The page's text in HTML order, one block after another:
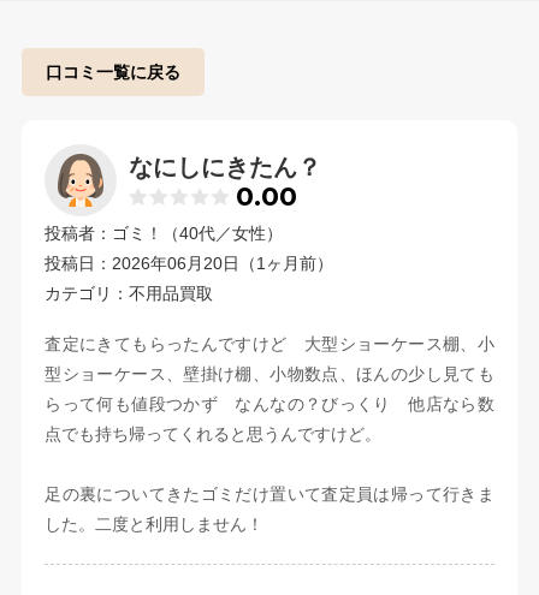
口コミ一覧に戻る
なにしにきたん？
0.00
投稿者：ゴミ！（40代／女性）
投稿日：2026年06月20日（1ヶ月前）
カテゴリ：不用品買取
査定にきてもらったんですけど 大型ショーケース棚、小
型ショーケース、壁掛け棚、小物数点、ほんの少し見ても
らって何も値段つかず なんなの？びっくり 他店なら数
点でも持ち帰ってくれると思うんですけど。
足の裏についてきたゴミだけ置いて査定員は帰って行きま
した。二度と利用しません！